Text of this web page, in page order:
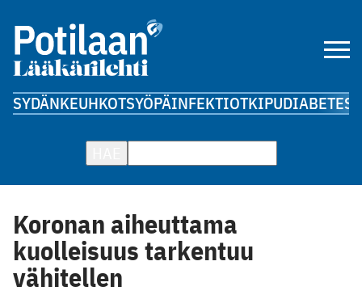
SYDÄNKEUHKOTSYÖPÄINFEKTIOTKIPUDIABETES
Koronan aiheuttama
kuolleisuus tarkentuu
vähitellen